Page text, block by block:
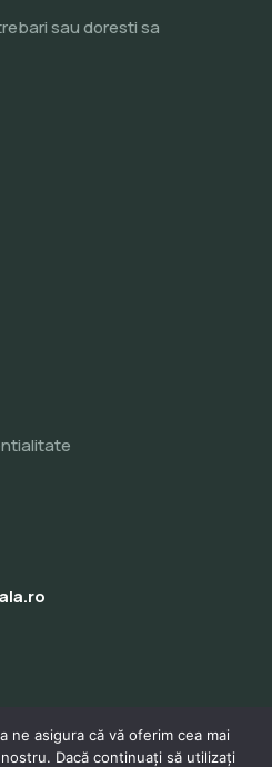
sau doresti sa
ne asigura că vă oferim cea mai
Dacă continuați să utilizați